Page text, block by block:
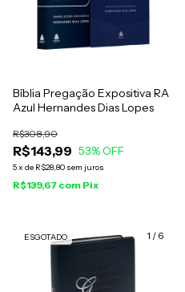
Bíblia Pregação Expositiva RA
Azul Hernandes Dias Lopes
R$143,99
R$308,90
53% OFF
5x de R$28,80 sem juros
R$139,67 com Pix
1 / 6
ESGOTADO